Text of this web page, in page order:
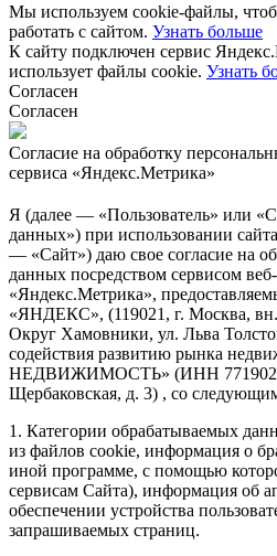
Мы используем cookie-файлы,
работать с сайтом. Узнать больше
К сайту подключен сервис
использует файлы cookie. Узнать
Согласен
Согласен
Согласие на обработку
сервиса «Яндекс.Метрика»
Я (далее — «Пользователь» или
данных») при использовании
— «Сайт») даю свое согласие на
данных посредством сервисом
«Яндекс.Метрика»,
«ЯНДЕКС», (119021, г. Москва,
Округ Хамовники, ул. Льва
содействия развитию рынка
НЕДВИЖИМОСТЬ» (ИНН
Щербаковская, д. 3) , со
1. Категории обрабатываемых
из файлов cookie, информация о
иной программе, с помощью
сервисам Сайта), информация об
обеспечении устройства
запрашиваемых страниц.